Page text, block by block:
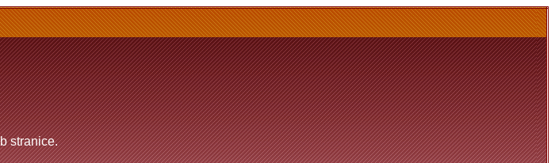
stranice.